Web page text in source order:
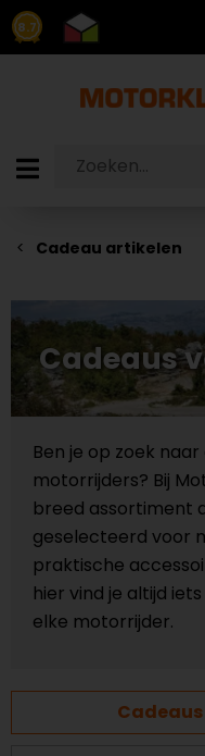
8.7
Cadeau artikelen
Cadeaus
Ben je op zoek
motorrijders? Bij
breed assortiment
geselecteerd voor
praktische
hier vind je altijd
elke motorrijder.